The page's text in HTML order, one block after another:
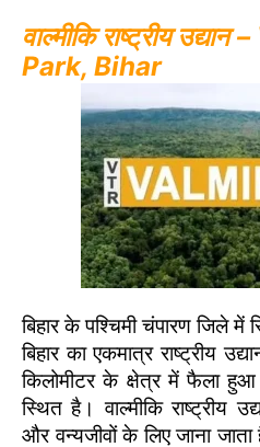
वाल्मीकि राष्ट्रीय
Park, Bihar
बिहार के पश्चिमी चंपारण जिले में
बिहार का एकमात्र राष्ट्रीय
किलोमीटर के क्षेत्र में फैला
स्थित है। वाल्मीकि राष्ट्रीय
और वन्यजीवों के लिए जाना